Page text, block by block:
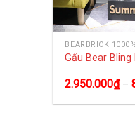
BEARBRICK 1000%
Gấu Bear Bling
2.950.000₫–